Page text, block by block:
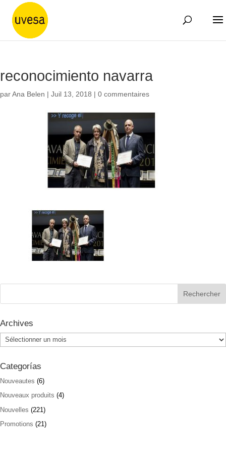
reconocimiento navarra
parAna Belen | Juil 13, 2018 | 0 commentaires
Archives
Archives
Categorías
Nouveautes (6)
Nouveaux produits (4)
Nouvelles (221)
Promotions (21)